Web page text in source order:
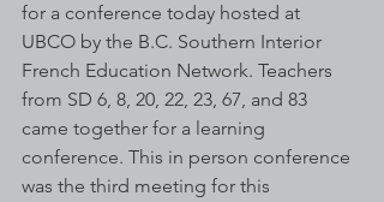
for a conference today hosted at
UBCO by the B.C. Southern Interior
French Education Network. Teachers
from SD 6, 8, 20, 22, 23, 67, and 83
came together for a learning
conference. This in person conference
was the third meeting for this